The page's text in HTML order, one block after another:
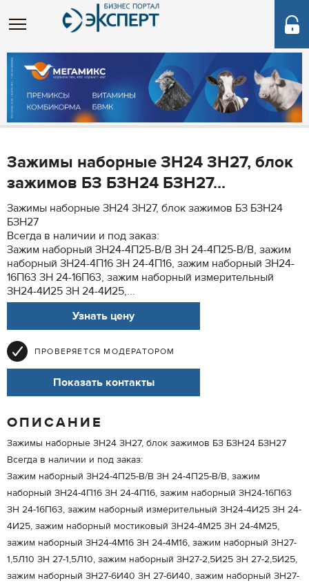
Зажимы наборные ЗН24 ЗН27, блок
зажимов БЗ БЗН24 БЗН27...
Зажимы наборные ЗН24 ЗН27, блок зажимов БЗ БЗН24
БЗН27
Всегда в наличии и под заказ:
Зажим наборный ЗН24-4П25-В/В ЗН 24-4П25-В/В, зажим
наборный ЗН24-4П16 ЗН 24-4П16, зажим наборный ЗН24-
16П63 ЗН 24-16П63, зажим наборный измерительный
ЗН24-4И25 ЗН 24-4И25,...
Узнать цену
ПРОВЕРЯЕТСЯ МОДЕРАТОРОМ
Показать контакты
ОПИСАНИЕ
Зажимы наборные ЗН24 ЗН27, блок зажимов БЗ БЗН24 БЗН27
Всегда в наличии и под заказ:
Зажим наборный ЗН24-4П25-В/В ЗН 24-4П25-В/В, зажим
наборный ЗН24-4П16 ЗН 24-4П16, зажим наборный ЗН24-16П63
ЗН 24-16П63, зажим наборный измерительный ЗН24-4И25 ЗН 24-
4И25, зажим наборный мостиковый ЗН24-4М25 ЗН 24-4М25,
зажим наборный ЗН24-4М16 ЗН 24-4М16, зажим наборный ЗН27-
1,5Л10 ЗН 27-1,5Л10, зажим наборный ЗН27-2,5И25 ЗН 27-2,5И25,
зажим наборный ЗН27-6И40 ЗН 27-6И40, зажим наборный ЗН27-